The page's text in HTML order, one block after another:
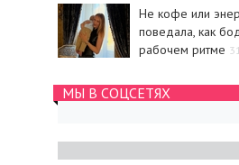
Не кофе или
поведала, как
рабочем ритме
МЫ В СОЦСЕТЯХ